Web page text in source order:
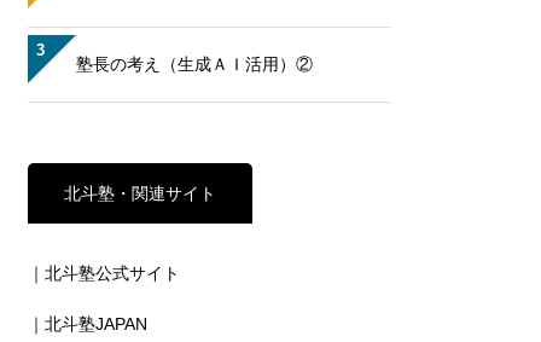
3
塾長の考え（生成ＡＩ活用）②
北斗塾・関連サイト
｜北斗塾公式サイト
｜北斗塾JAPAN